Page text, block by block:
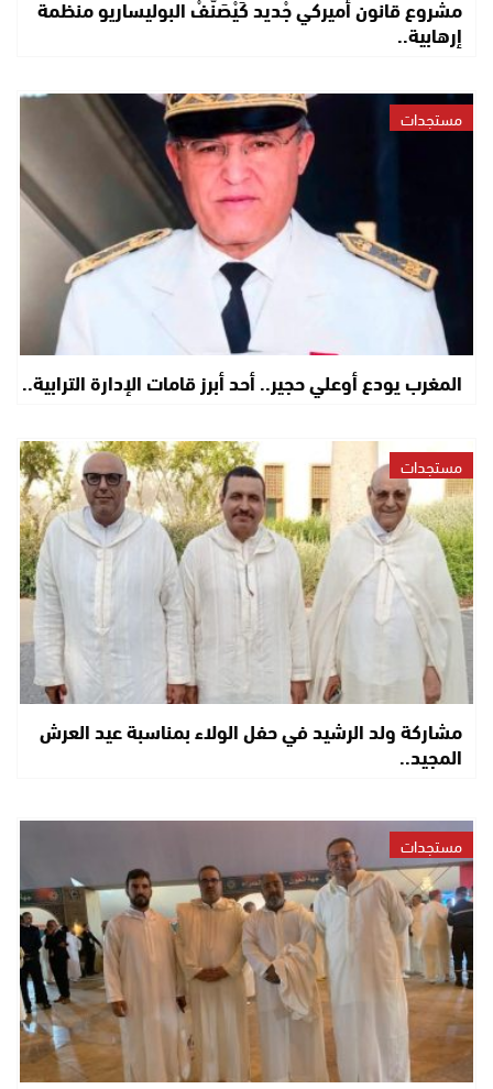
مشروع قانون أميركي جْديد كَيْصَنَّفْ البوليساريو منظمة
إرهابية..
مستجدات
المغرب يودع أوعلي حجير.. أحد أبرز قامات الإدارة الترابية..
مستجدات
مشاركة ولد الرشيد في حفل الولاء بمناسبة عيد العرش
المجيد..
مستجدات